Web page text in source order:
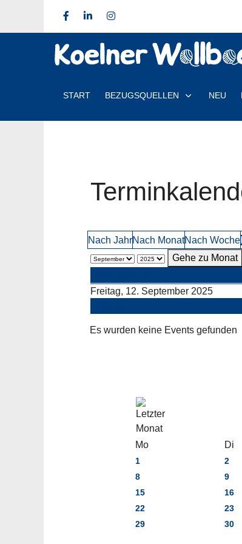
START BEZUGSQUELLEN NEU
Nach JahrNach MonatNach Woche
Gehe zu Monat
Freitag, 12. September 2025
Es wurden keine Events gefunden
Mo Di
1 2
8
9
15
16
22
23
29
30